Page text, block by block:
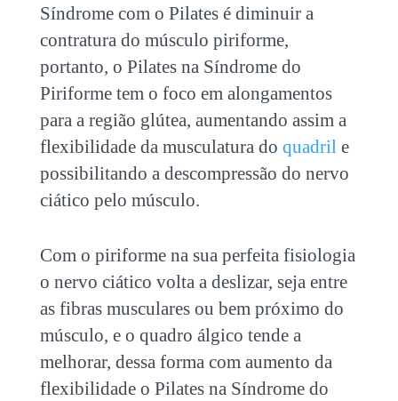
Síndrome com o Pilates é diminuir a
contratura do músculo piriforme,
portanto, o Pilates na Síndrome do
Piriformetem o foco em alongamentos
para a região glútea, aumentando assim a
flexibilidade da musculatura do quadrile
possibilitando a descompressão do nervo
ciático pelo músculo.
Com o piriforme na sua perfeita fisiologia
o nervo ciático volta a deslizar, seja entre
as fibras musculares ou bem próximo do
músculo, e o quadro álgico tende a
melhorar, dessa forma com aumento da
flexibilidade o Pilates na Síndrome do